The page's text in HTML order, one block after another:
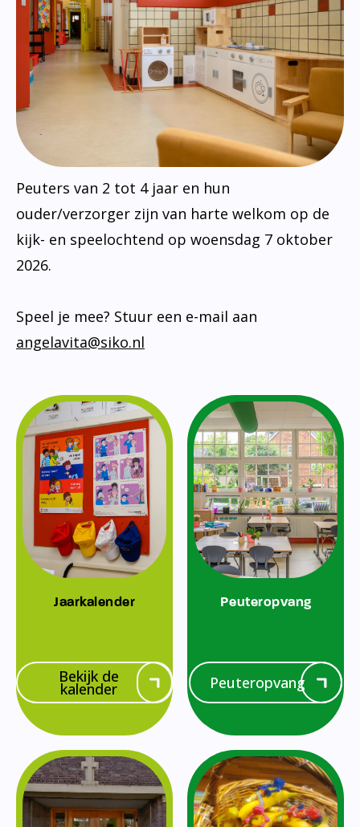
Peuters van 2 tot 4 jaar en hun
ouder/verzorger zijn van harte welkom op de
kijk- en speelochtend op woensdag 7 oktober
2026.
Speel je mee? Stuur een e-mail aan
angelavita@siko.nl
Jaarkalender
Bekijk de
kalender
Peuteropvang
Peuteropvang